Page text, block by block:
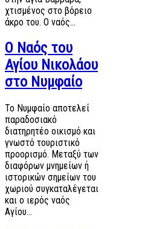
χτισμένος στο βόρειο
άκρο του. Ο ναός…
Ο Ναός του
Αγίου Νικολάου
στο Νυμφαίο
Το Νυμφαίο αποτελεί
παραδοσιακό
διατηρητέο οικισμό και
γνωστό τουριστικό
προορισμό. Μεταξύ των
διαφόρων μνημείων ή
ιστορικών σημείων του
χωριού συγκαταλέγεται
και ο ιερός ναός
Αγίου…